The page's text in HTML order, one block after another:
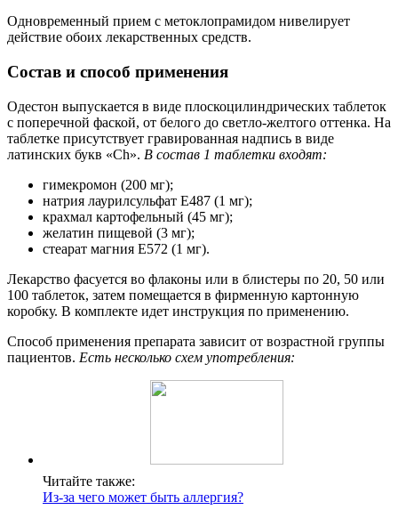
Одновременный прием с метоклопрамидом нивелирует
действие обоих лекарственных средств.
Состав и способ применения
Одестон выпускается в виде плоскоцилиндрических таблеток
с поперечной фаской, от белого до светло-желтого оттенка. На
таблетке присутствует гравированная надпись в виде
латинских букв «Ch». В состав 1 таблетки входят:
гимекромон (200 мг);
натрия лаурилсульфат E487 (1 мг);
крахмал картофельный (45 мг);
желатин пищевой (3 мг);
стеарат магния Е572 (1 мг).
Лекарство фасуется во флаконы или в блистеры по 20, 50 или
100 таблеток, затем помещается в фирменную картонную
коробку. В комплекте идет инструкция по применению.
Способ применения препарата зависит от возрастной группы
пациентов. Есть несколько схем употребления:
Читайте также:
Из-за чего может быть аллергия?